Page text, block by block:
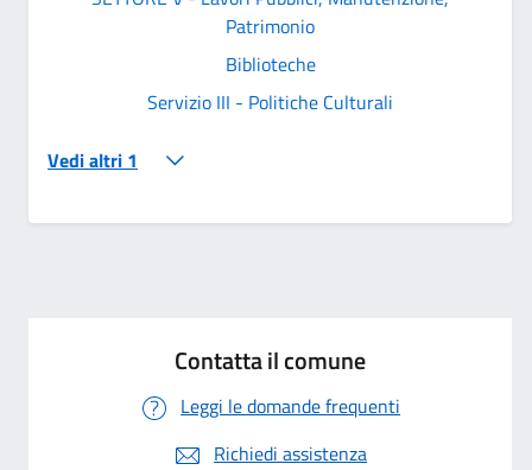
Patrimonio
Biblioteche
Servizio III - Politiche Culturali
Vedi altri 1
Contatta il comune
Leggi le domande frequenti
Richiedi assistenza